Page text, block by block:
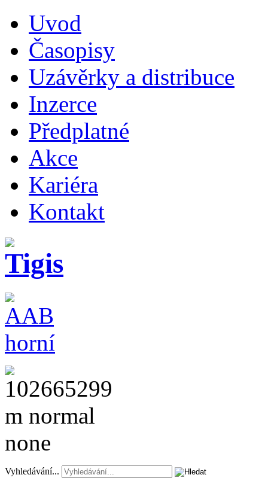
Uvod
Časopisy
Uzávěrky a distribuce
Inzerce
Předplatné
Akce
Kariéra
Kontakt
Vyhledávání...